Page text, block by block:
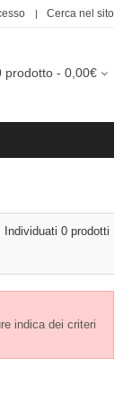
Cerca nel sito
prodotto - 0,00€
Individuati 0 prodotti
indica dei criteri